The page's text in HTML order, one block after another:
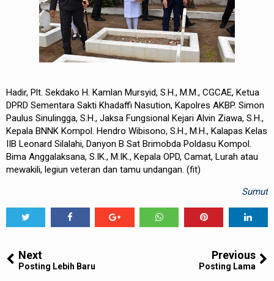
Hadir, Plt. Sekdako H. Kamlan Mursyid, S.H., M.M., CGCAE, Ketua
DPRD Sementara Sakti Khadaffi Nasution, Kapolres AKBP. Simon
Paulus Sinulingga, S.H., Jaksa Fungsional Kejari Alvin Ziawa, S.H.,
Kepala BNNK Kompol. Hendro Wibisono, S.H., M.H., Kalapas Kelas
IIB Leonard Silalahi, Danyon B Sat Brimobda Poldasu Kompol.
Bima Anggalaksana, S.IK., M.IK., Kepala OPD, Camat, Lurah atau
mewakili, legiun veteran dan tamu undangan. (fit)
Sumut
Next
Posting Lebih Baru
Previous
Posting Lama